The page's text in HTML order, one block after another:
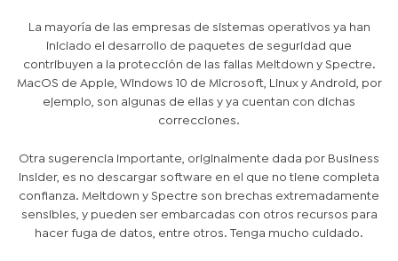
La mayoría de las empresas de sistemas operativos ya han
iniciado el desarrollo de paquetes de seguridad que
contribuyen a la protección de las fallas Meltdown y Spectre.
MacOS de Apple, Windows 10 de Microsoft, Linux y Android, por
ejemplo, son algunas de ellas y ya cuentan con dichas
correcciones.
Otra sugerencia importante, originalmente dada por Business
Insider, es no descargar software en el que no tiene completa
confianza. Meltdown y Spectre son brechas extremadamente
sensibles, y pueden ser embarcadas con otros recursos para
hacer fuga de datos, entre otros. Tenga mucho cuidado.